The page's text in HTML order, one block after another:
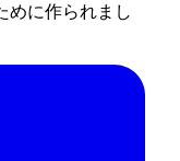
めに作られまし